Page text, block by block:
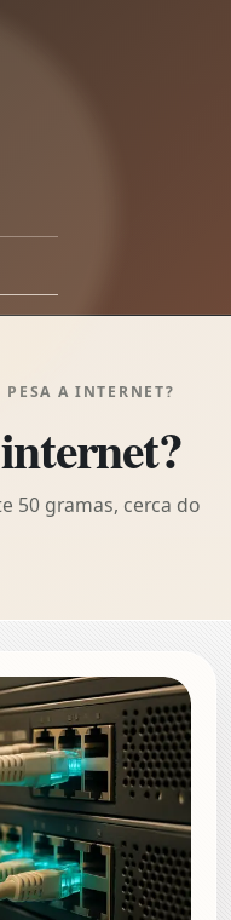
PESA A INTERNET?
50 gramas, cerca do